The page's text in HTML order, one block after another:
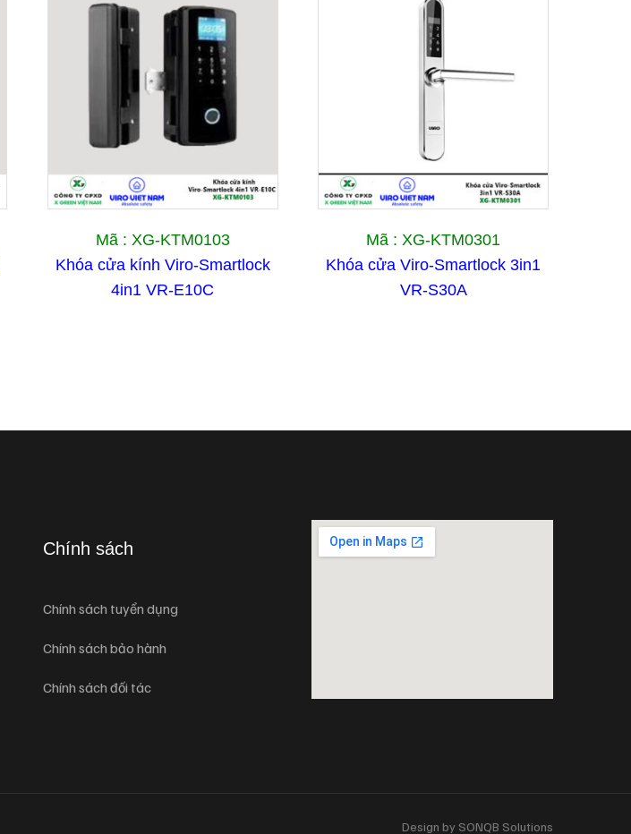
Mã : XG-KTM0103
Khóa cửa kính Viro-Smartlock
4in1 VR-E10C
Mã : XG-KTM0301
Khóa cửa Viro-Smartlock 3in1
VR-S30A
Chính sách
Chính sách tuyển dụng
Chính sách bảo hành
Chính sách đối tác
Design by SONQB Solutions